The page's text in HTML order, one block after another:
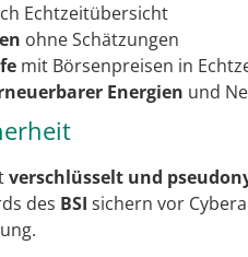
Echtzeitübersicht
ohne Schätzungen
mit Börsenpreisen in
Energien und
verschlüsselt und
des BSI sichern vor